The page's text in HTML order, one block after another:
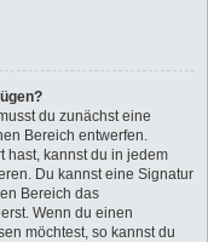
du zunächst eine
Bereich entwerfen.
hast, kannst du in jedem
Du kannst eine Signatur
Bereich das
Wenn du einen
möchtest, so kannst du